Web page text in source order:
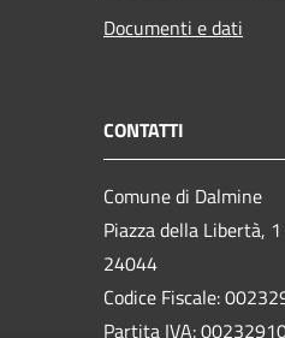
Documenti e dati
CONTATTI
Comune di Dalmine
Piazza della Libertà,
24044
Codice Fiscale:
Partita IVA: